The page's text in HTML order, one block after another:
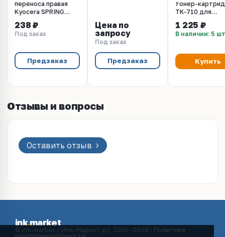
переноса правая
Kyocera SPRING
238 ₽
Под заказ
Предзаказ
Цена по
запросу
Под заказ
Предзаказ
тонер-
TK-710 для
FS 9130DN,
1 225 ₽
В наличии: 5 шт
Купить
Отзывы и вопросы
Оставить отзыв
ink.market
© ink.market / Инк-Маркет.ру, 2001–2026 · Политика